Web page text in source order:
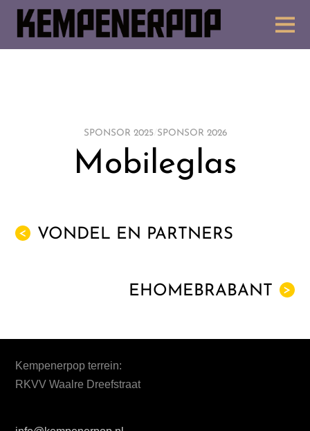
SPONSOR 2025 SPONSOR 2026
Mobileglas
< VONDEL EN PARTNERS
>
EHOMEBRABANT
Kempenerpop terrein:
RKVV Waalre Dreefstraat